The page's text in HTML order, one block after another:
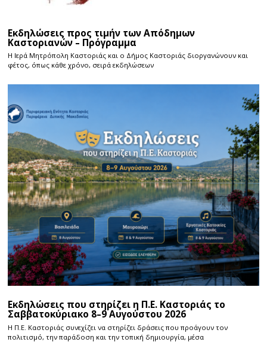
Εκδηλώσεις προς τιμήν των Απόδημων
Καστοριανών – Πρόγραμμα
Η Ιερά Μητρόπολη Καστοριάς και ο Δήμος Καστοριάς διοργανώνουν και
φέτος, όπως κάθε χρόνο, σειρά εκδηλώσεων
Εκδηλώσεις που στηρίζει η Π.Ε. Καστοριάς το
Σαββατοκύριακο 8–9 Αυγούστου 2026
Η Π.E. Καστοριάς συνεχίζει να στηρίζει δράσεις που προάγουν τον
πολιτισμό, την παράδοση και την τοπική δημιουργία, μέσα